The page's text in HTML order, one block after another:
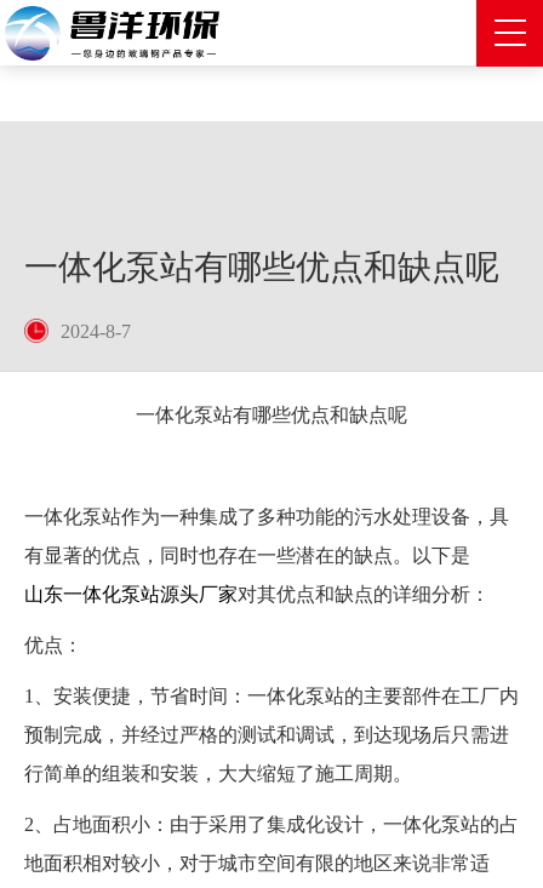
一体化泵站有哪些优点和缺点呢
2024-8-7
一体化泵站有哪些优点和缺点呢
一体化泵站作为一种集成了多种功能的污水处理设备，具
有显著的优点，同时也存在一些潜在的缺点。以下是
山东一体化泵站源头厂家对其优点和缺点的详细分析：
优点：
1、安装便捷，节省时间：一体化泵站的主要部件在工厂内
预制完成，并经过严格的测试和调试，到达现场后只需进
行简单的组装和安装，大大缩短了施工周期。
2、占地面积小：由于采用了集成化设计，一体化泵站的占
地面积相对较小，对于城市空间有限的地区来说非常适